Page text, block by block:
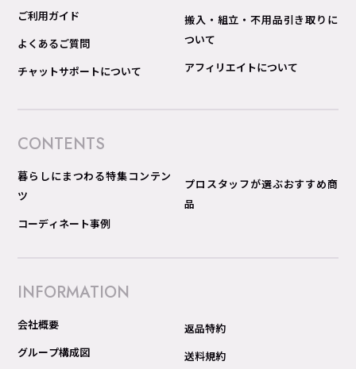
ご利用ガイド
よくあるご質問
チャットサポートについて
搬入・組立・不用品引き取りに
ついて
アフィリエイトについて
CONTENTS
暮らしにまつわる特集コンテン
ツ
コーディネート事例
プロスタッフが選ぶおすすめ商
品
INFORMATION
会社概要
グループ構成図
返品特約
送料規約